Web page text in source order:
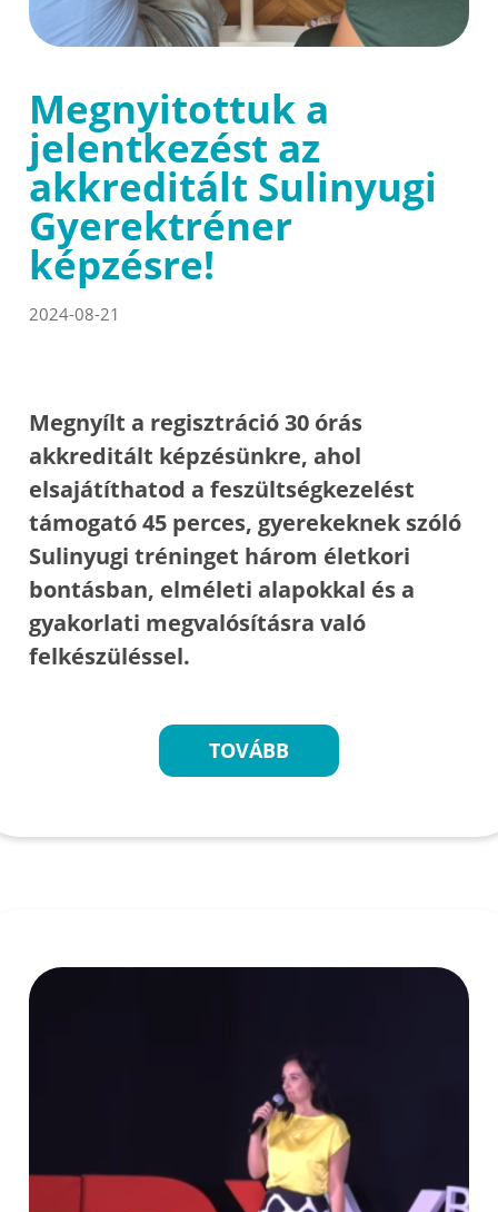
Megnyitottuk a
jelentkezést az
akkreditált Sulinyugi
Gyerektréner
képzésre!
2024-08-21
Megnyílt a regisztráció 30 órás
akkreditált képzésünkre, ahol
elsajátíthatod a feszültségkezelést
támogató 45 perces, gyerekeknek szóló
Sulinyugi tréninget három életkori
bontásban, elméleti alapokkal és a
gyakorlati megvalósításra való
felkészüléssel.
TOVÁBB